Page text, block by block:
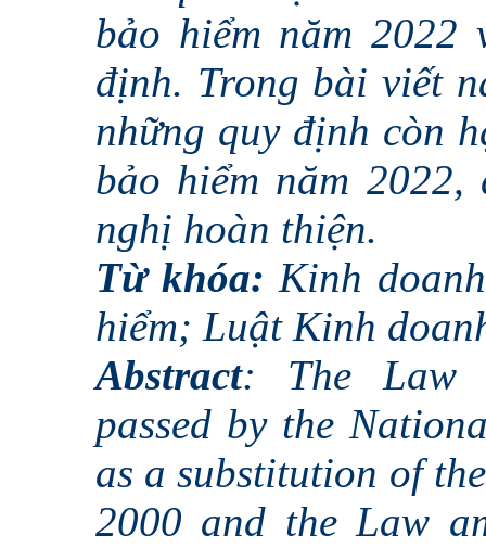
bảo hiểm năm 2022
định. Trong bài viết
những quy định còn
bảo hiểm năm
nghị hoàn thiện.
Từ khóa: Kinh
hiểm; Luật Kinh
Abstract: The Law
passed by the
as a substitution of
2000 and the Law